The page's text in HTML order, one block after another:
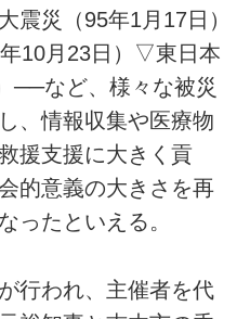
震災（95年1月17日）
10月23日）▽東日本
──など、様々な被災
、情報収集や医療物
援支援に大きく貢
的意義の大きさを再
ったといえる。
行われ、主催者を代